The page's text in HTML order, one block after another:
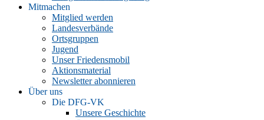
Mitmachen
Mitglied werden
Landesverbände
Ortsgruppen
Jugend
Unser Friedensmobil
Aktionsmaterial
Newsletter abonnieren
Über uns
Die DFG-VK
Unsere Geschichte